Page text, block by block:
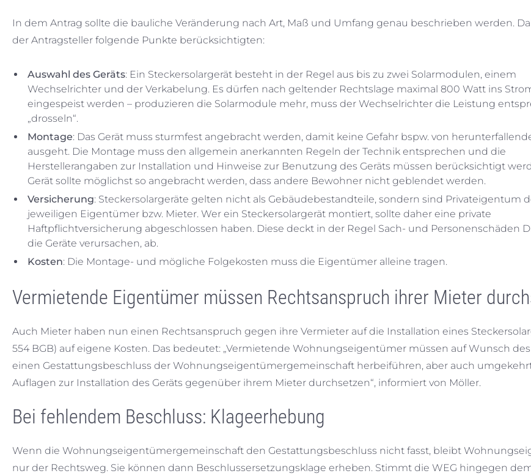
In dem Antrag sollte die bauliche Veränderung nach Art, Maß und Umfang genau beschrieben werden.
der Antragsteller folgende Punkte berücksichtigten:
Auswahl des Geräts: Ein Steckersolargerät besteht in der Regel aus bis zu zwei Solarmodulen, einem
Wechselrichter und der Verkabelung. Es dürfen nach geltender Rechtslage maximal 800 Watt ins
eingespeist werden – produzieren die Solarmodule mehr, muss der Wechselrichter die Leistung
„drosseln“.
Montage: Das Gerät muss sturmfest angebracht werden, damit keine Gefahr bspw. von
ausgeht. Die Montage muss den allgemein anerkannten Regeln der Technik entsprechen und die
Herstellerangaben zur Installation und Hinweise zur Benutzung des Geräts müssen berücksichtigt
Gerät sollte möglichst so angebracht werden, dass andere Bewohner nicht geblendet werden.
Versicherung: Steckersolargeräte gelten nicht als Gebäudebestandteile, sondern sind Privateigentum
jeweiligen Eigentümer bzw. Mieter. Wer ein Steckersolargerät montiert, sollte daher eine private
Haftpflichtversicherung abgeschlossen haben. Diese deckt in der Regel Sach- und Personenschäden
die Geräte verursachen, ab.
Kosten: Die Montage- und mögliche Folgekosten muss die Eigentümer alleine tragen.
Vermietende Eigentümer müssen Rechtsanspruch ihrer Mieter
Auch Mieter haben nun einen Rechtsanspruch gegen ihre Vermieter auf die Installation eines
554 BGB) auf eigene Kosten. Das bedeutet: „Vermietende Wohnungseigentümer müssen auf Wunsch
einen Gestattungsbeschluss der Wohnungseigentümergemeinschaft herbeiführen, aber auch
Auflagen zur Installation des Geräts gegenüber ihrem Mieter durchsetzen“, informiert von Möller.
Bei fehlendem Beschluss: Klageerhebung
Wenn die Wohnungseigentümergemeinschaft den Gestattungsbeschluss nicht fasst, bleibt
nur der Rechtsweg. Sie können dann Beschlussersetzungsklage erheben. Stimmt die WEG hingegen